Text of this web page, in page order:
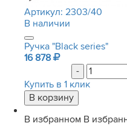
Артикул: 2303/40
В наличии
Ручка "Black series"
16 878
-
Купить в 1 клик
В избранном В